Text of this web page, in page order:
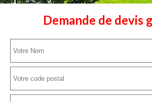
Demande de devis